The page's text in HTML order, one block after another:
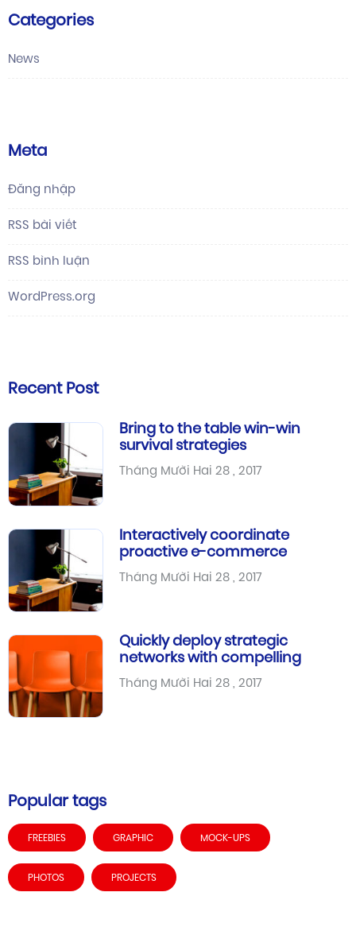
Categories
News
Meta
Đăng nhập
RSS bài viết
RSS bình luận
WordPress.org
Recent Post
Bring to the table win-win
survival strategies
Tháng Mười Hai 28 , 2017
Interactively coordinate
proactive e-commerce
Tháng Mười Hai 28 , 2017
Quickly deploy strategic
networks with compelling
Tháng Mười Hai 28 , 2017
Popular tags
FREEBIES GRAPHIC MOCK-UPS
PHOTOS PROJECTS